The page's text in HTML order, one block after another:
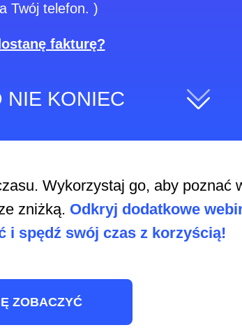
Twój telefon. )
fakturę?
NIE KONIEC
Wykorzystaj go, aby poznać
zniżką. Odkryj dodatkowe
i spędź swój czas z korzyścią!
ZOBACZYĆ